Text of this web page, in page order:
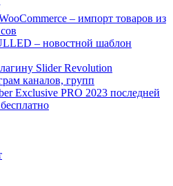
– импорт товаров из
– новостной шаблон
Slider Revolution
каналов, групп
Exclusive PRO 2023 последней